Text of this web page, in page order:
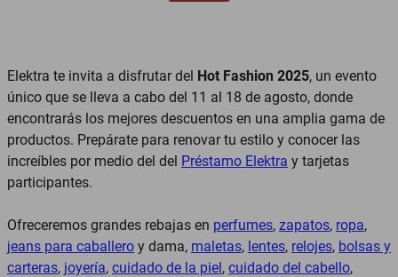
Elektra te invita a disfrutar del Hot Fashion 2025, un evento
único que se lleva a cabo del 11 al 18 de agosto, donde
encontrarás los mejores descuentos en una amplia gama de
productos. Prepárate para renovar tu estilo y conocer las
increíbles por medio del del Préstamo Elektra y tarjetas
participantes.
Ofreceremos grandes rebajas en perfumes, zapatos, ropa,
jeans para caballero y dama, maletas, lentes, relojes, bolsas y
carteras, joyería, cuidado de la piel, cuidado del cabello,